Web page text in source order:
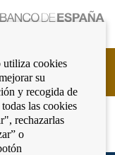
Ir
página
de
inicio
del
Banco
de
España
recibo?
utiliza cookies
su
y recogida de
las cookies
rechazarlas
o